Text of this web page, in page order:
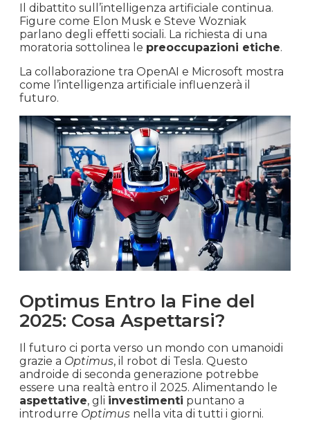
Il dibattito sull’intelligenza artificiale continua.
Figure come Elon Musk e Steve Wozniak
parlano degli effetti sociali. La richiesta di una
moratoria sottolinea le preoccupazioni etiche.
La collaborazione tra OpenAI e Microsoft mostra
come l’intelligenza artificiale influenzerà il
futuro.
Optimus Entro la Fine del
2025: Cosa Aspettarsi?
Il futuro ci porta verso un mondo con umanoidi
grazie a Optimus, il robot di Tesla. Questo
androide di seconda generazione potrebbe
essere una realtà entro il 2025. Alimentando le
aspettative, gli investimenti puntano a
introdurre Optimus nella vita di tutti i giorni.